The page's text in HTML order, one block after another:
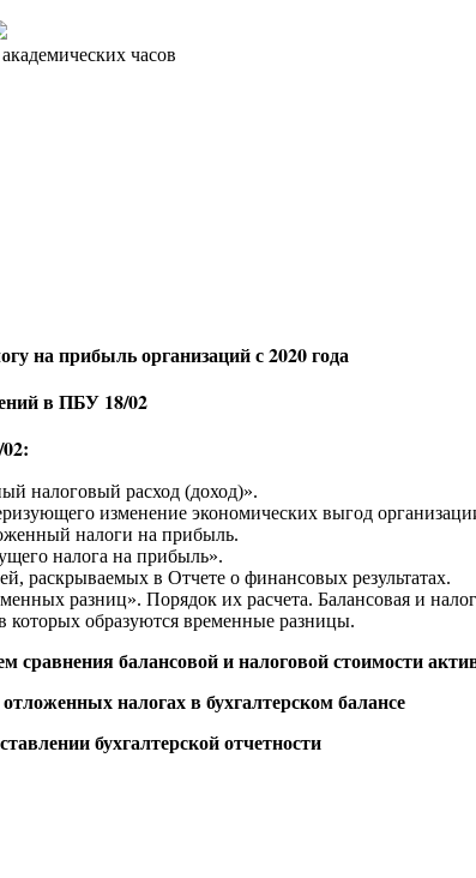
часов
на прибыль организаций с 2020 года
в ПБУ 18/02
налоговый расход (доход)».
изменение экономических выгод
налоги на прибыль.
налога на прибыль».
раскрываемых в Отчете о финансовых результатах.
разниц». Порядок их расчета. Балансовая и
которых образуются временные разницы.
сравнения балансовой и налоговой стоимости
налогах в бухгалтерском балансе
бухгалтерской отчетности